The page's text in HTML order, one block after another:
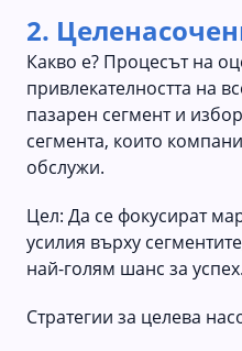
2.
Какво е? Процесът на
привлекателността на
пазарен сегмент и
сегмента, които
обслужи.
Цел: Да се фокусират
усилия върху
най-голям шанс за успех.
Стратегии за целева